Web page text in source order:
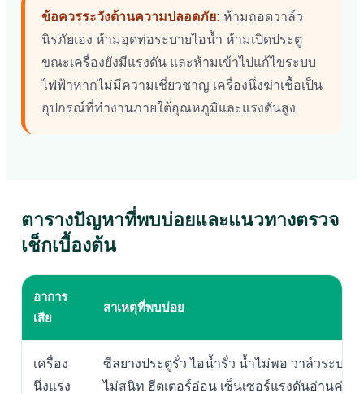
ข้อควรระวังด้านความปลอดภัย: ห้ามถอดวาล์ว
นิรภัยเอง ห้ามอุดท่อระบายไอน้ำ ห้ามเปิดประตู
ขณะเครื่องยังมีแรงดัน และห้ามเข้าไปแก้ไขระบบ
ไฟฟ้าหากไม่มีความเชี่ยวชาญ เครื่องนึ่งฆ่าเชื้อเป็น
อุปกรณ์ที่ทำงานภายใต้อุณหภูมิและแรงดันสูง
ตารางปัญหาที่พบบ่อยและแนวทางตรวจ
เช็กเบื้องต้น
อาการ
เสีย
สาเหตุที่พบบ่อย
เครื่อง
นึ่งแรง
ซีลยางประตูรั่ว ไอน้ำรั่ว น้ำไม่พอ วาล์วระบาย
ไม่สนิท ฮีตเตอร์อ่อน เซ็นเซอร์แรงดันอ่านค่าผิ